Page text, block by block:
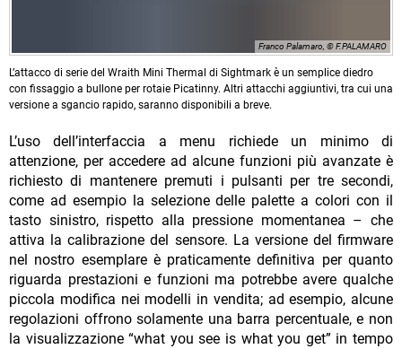
Franco Palamaro, © F.PALAMARO
L’attacco di serie del Wraith Mini Thermal di Sightmark è un semplice diedro
con fissaggio a bullone per rotaie Picatinny. Altri attacchi aggiuntivi, tra cui una
versione a sgancio rapido, saranno disponibili a breve.
L’uso dell’interfaccia a menu richiede un minimo di
attenzione, per accedere ad alcune funzioni più avanzate è
richiesto di mantenere premuti i pulsanti per tre secondi,
come ad esempio la selezione delle palette a colori con il
tasto sinistro, rispetto alla pressione momentanea – che
attiva la calibrazione del sensore. La versione del firmware
nel nostro esemplare è praticamente definitiva per quanto
riguarda prestazioni e funzioni ma potrebbe avere qualche
piccola modifica nei modelli in vendita; ad esempio, alcune
regolazioni offrono solamente una barra percentuale, e non
la visualizzazione “what you see is what you get” in tempo